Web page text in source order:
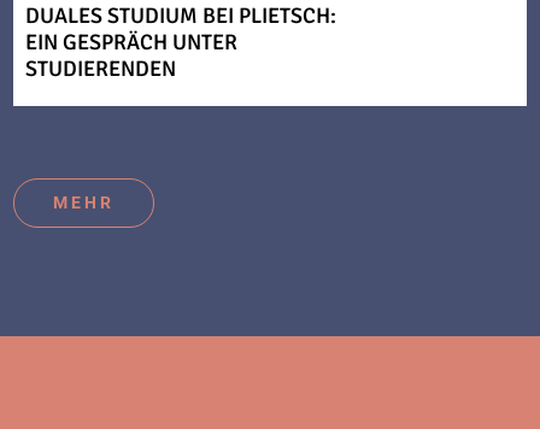
DUALES STUDIUM BEI PLIETSCH:
EIN GESPRÄCH UNTER
STUDIERENDEN
MEHR